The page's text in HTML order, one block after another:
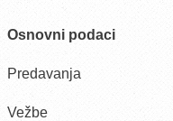
Osnovni podaci
Predavanja
Vežbe